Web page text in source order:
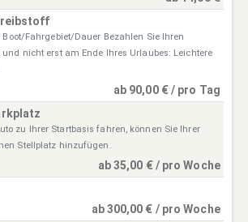
Fahrgebiet/Dauer Bezahlen Sie Ihren
nicht erst am Ende Ihres Urlaubes: Leichtere
ab 90,00 € / pro Tag
zu Ihrer Startbasis fahren, können Sie Ihrer
Stellplatz hinzufügen.
ab 35,00 € / pro Woche
ab 300,00 € / pro Woche